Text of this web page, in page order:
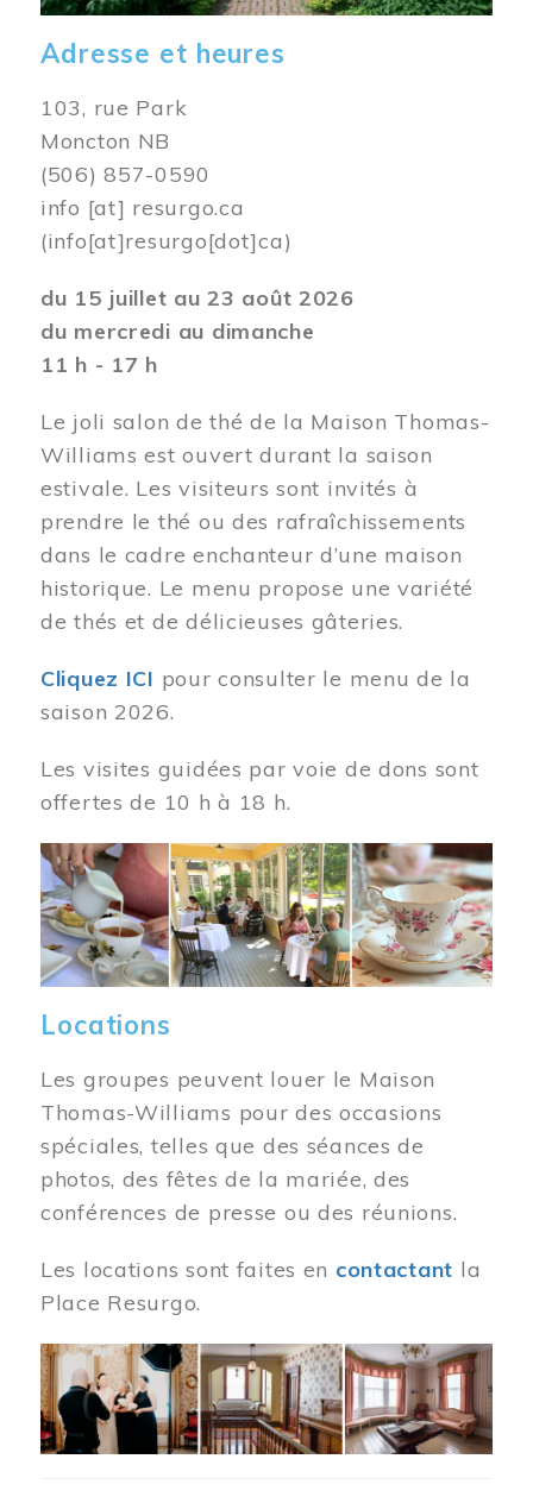
Adresse et heures
103, rue Park
Moncton NB
(506) 857-0590
info [at] resurgo.ca
(info[at]resurgo[dot]ca)
du 15 juillet au 23 août 2026
du mercredi au dimanche
11 h - 17 h
Le joli salon de thé de la Maison Thomas-
Williams est ouvert durant la saison
estivale. Les visiteurs sont invités à
prendre le thé ou des rafraîchissements
dans le cadre enchanteur d’une maison
historique. Le menu propose une variété
de thés et de délicieuses gâteries.
Cliquez ICI pour consulter le menu de la
saison 2026.
Les visites guidées par voie de dons sont
offertes de 10 h à 18 h.
Image
Locations
Les groupes peuvent louer le Maison
Thomas-Williams pour des occasions
spéciales, telles que des séances de
photos, des fêtes de la mariée, des
conférences de presse ou des réunions.
Les locations sont faites en contactant la
Place Resurgo.
Image